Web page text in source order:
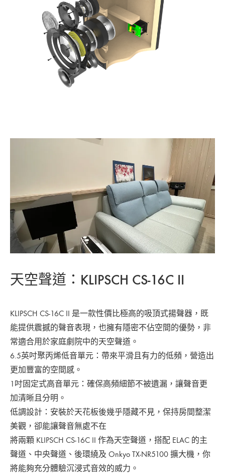
天空聲道：KLIPSCH CS-16C II
KLIPSCH CS-16C II 是一款性價比極高的吸頂式揚聲器，既
能提供震撼的聲音表現，也擁有隱密不佔空間的優勢，非
常適合用於家庭劇院中的天空聲道。
6.5英吋聚丙烯低音單元：帶來平滑且有力的低頻，營造出
更加豐富的空間感。
1吋固定式高音單元：確保高頻細節不被遺漏，讓聲音更
加清晰且分明。
低調設計：安裝於天花板後幾乎隱藏不見，保持房間整潔
美觀，卻能讓聲音無處不在
將兩顆 KLIPSCH CS-16C II 作為天空聲道，搭配 ELAC 的主
聲道、中央聲道、後環繞及 Onkyo TX-NR5100 擴大機，你
將能夠充分體驗沉浸式音效的威力。